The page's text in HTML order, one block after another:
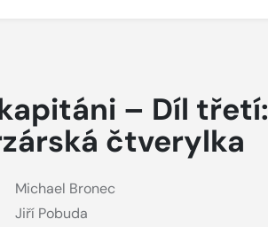
– Díl třetí:
čtverylka
Michael Bronec
Jiří Pobuda